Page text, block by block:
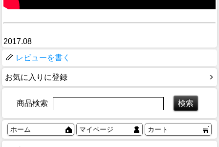
2017.08
レビューを書く
お気に入りに登録
商品検索
ホーム マイページ カート